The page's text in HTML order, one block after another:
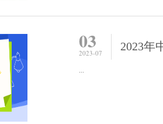
03
2023-07
2023年
...